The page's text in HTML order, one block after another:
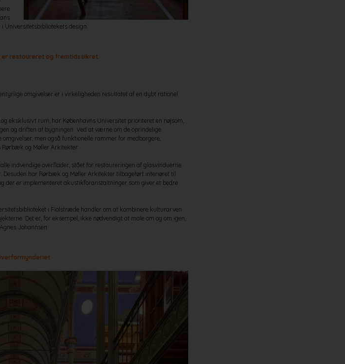
design.
er restaureret og fremtidssikret
omgivelser er i virkeligheden resultatet af en dybt rationel
eksklusivt rum, har Københavns Universitet prioriteret en nøjsom,
og driften af bygningen. Ved at værne om de oprindelige
men også funktionelle rammer for medborgere,
Rørbæk og Møller Arkitekter.
indvendige overflader, stået for restaureringen af glasvinduerne
har Rørbæk og Møller Arkitekter tilbageført interiøret til
der er implementeret akustikforanstaltninger som giver et bedre
i Fiolstræde handler om at kombinere kulturarven
Det er, for eksempel, ikke nødvendigt at male om og om igen,
Johannsen.